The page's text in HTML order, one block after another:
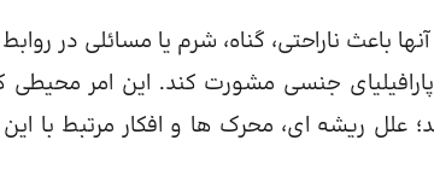
باعث ناراحتی، گناه، شرم یا مسائلی در
جنسی مشورت کند. این امر محیطی
علل ریشه ای، محرک ها و افکار مرتبط با